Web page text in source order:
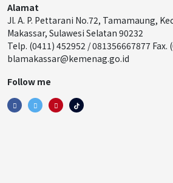
Alamat
Jl. A. P. Pettarani No.72, Tamamaung,
Makassar, Sulawesi Selatan 90232
Telp. (0411) 452952 / 081356667877 Fax.
blamakassar@kemenag.go.id
Follow me